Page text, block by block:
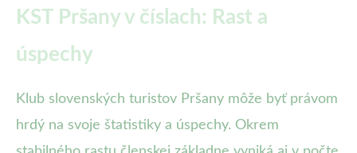
KST Pršany v číslach: Rast a
úspechy
Klub slovenských turistov Pršany môže byť právom
hrdý na svoje štatistiky a úspechy. Okrem